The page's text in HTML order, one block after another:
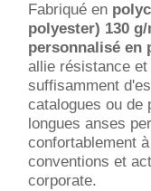
Fabriqué en
polyester) 130 g/
personnalisé en
allie résistance
suffisamment
catalogues ou de
longues anses
confortablement
conventions et
corporate.